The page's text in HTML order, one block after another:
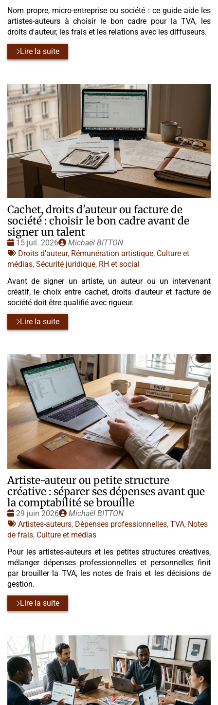
Nom propre, micro-entreprise ou société : ce guide aide les
artistes-auteurs à choisir le bon cadre pour la TVA, les
droits d'auteur, les frais et les relations avec les diffuseurs.
Lire la suite
Cachet, droits d'auteur ou facture de
société : choisir le bon cadre avant de
signer un talent
Date
:
15 juil. 2026
Publié
par
Michaël BITTON
Tags
:
Droits d'auteur, Rémunération artistique, Culture et
médias, Sécurité juridique, RH et social
Avant de signer un artiste, un auteur ou un intervenant
créatif, le choix entre cachet, droits d'auteur et facture de
société doit être qualifié avec rigueur.
Lire la suite
Artiste-auteur ou petite structure
créative : séparer ses dépenses avant que
la comptabilité se brouille
Date
:
29 juin 2026
Publié
par
Michaël BITTON
Tags
:
Artistes-auteurs, Dépenses professionnelles, TVA, Notes
de frais, Culture et médias
Pour les artistes-auteurs et les petites structures créatives,
mélanger dépenses professionnelles et personnelles finit
par brouiller la TVA, les notes de frais et les décisions de
gestion.
Lire la suite